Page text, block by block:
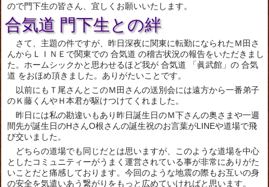
ので門下生の皆さん、宜しくお願いいたします。
合気道 門下生との絆
さて、主題の件ですが、昨日深夜に関東に転勤になられたＭ田さ
んからＬＩＮＥで関東での 合気道 の稽古状況の報告をいただきまし
た。ホームシックかと思わせるほど我が 合気道 「眞武館」の 合気
道 をおほめ頂きました。ありがたいことです。
以前にもＴ尾さんとこのＭ田さんの送別会には遠方から一番弟子
のＫ藤くんやＨ本君が駆けつけてくれました。
昨日には私の勘違いもあり昨日誕生日のＭ下さんの奥さまや一週
間先が誕生日のHさんO根さんの誕生祝のお言葉がLINEや道場で飛
び交いました。
どちらの道場でも同じだとは思いますが、このような道場を中心
としたコミュニティーがうまく運営されている事が非常にありがた
いことだと痛感しております。今回のような地震の際もお互いの身
の安全を気遣いあう繋がりをもっと広めていければと思います。